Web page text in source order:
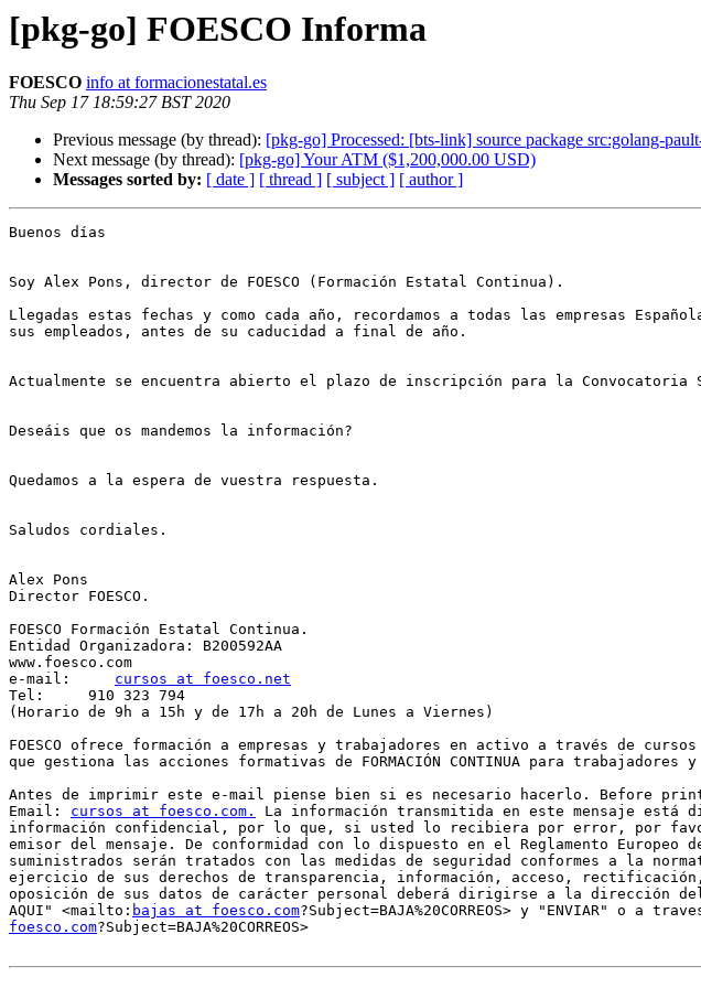
[pkg-go] FOESCO Informa
FOESCO info at formacionestatal.es
Thu Sep 17 18:59:27 BST 2020
Previous message (by thread): [pkg-go] Processed: [bts-link] source package src:golang-
Next message (by thread): [pkg-go] Your ATM ($1,200,000.00 USD)
Messages sorted by: [ date ] [ thread ] [ subject ] [ author ]
Buenos días
Soy Alex Pons, director de FOESCO (Formación Estatal Continua).
Llegadas estas fechas y como cada año, recordamos a todas las empresas
sus empleados, antes de su caducidad a final de año.
Actualmente se encuentra abierto el plazo de inscripción para la Convocatoria
Deseáis que os mandemos la información?
Quedamos a la espera de vuestra respuesta.
Saludos cordiales.
Alex Pons
Director FOESCO.
FOESCO Formación Estatal Continua.
Entidad Organizadora: B200592AA
www.foesco.com
e-mail: cursos at foesco.net
Tel:     910 323 794
(Horario de 9h a 15h y de 17h a 20h de Lunes a Viernes)
FOESCO ofrece formación a empresas y trabajadores en activo a través de
que gestiona las acciones formativas de FORMACIÓN CONTINUA para
Antes de imprimir este e-mail piense bien si es necesario hacerlo. Before
Email: cursos at foesco.com.
La información transmitida en este mensaje está
información confidencial, por lo que, si usted lo recibiera por error, por
emisor del mensaje. De conformidad con lo dispuesto en el Reglamento
suministrados serán tratados con las medidas de seguridad conformes a la
ejercicio de sus derechos de transparencia, información, acceso,
oposición de sus datos de carácter personal deberá dirigirse a la dirección del
AQUI" <mailto: bajas at foesco.com?Subject=BAJA%20CORREOS> y "ENVIAR" o
foesco.com?Subject=BAJA%20CORREOS>